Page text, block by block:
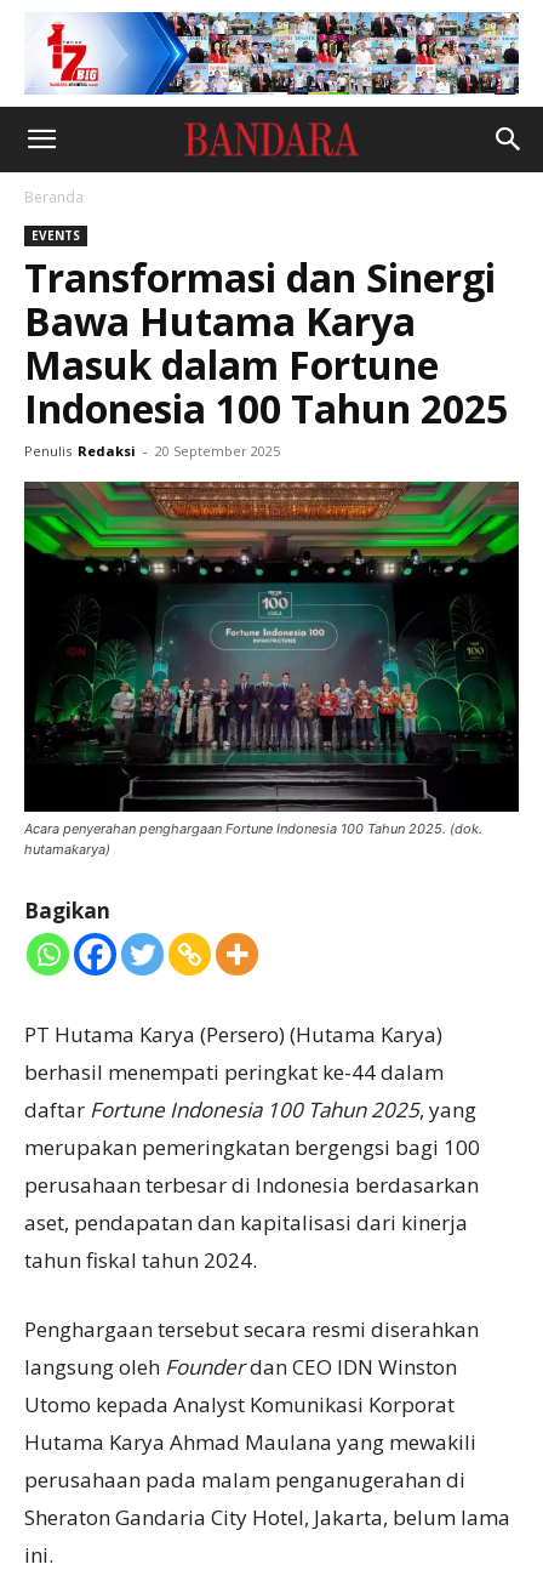
Beranda
EVENTS
Transformasi dan Sinergi
Bawa Hutama Karya
Masuk dalam Fortune
Indonesia 100 Tahun 2025
Penulis Redaksi - 20 September 2025
Acara penyerahan penghargaan Fortune Indonesia 100 Tahun 2025. (dok.
hutamakarya)
Bagikan
PT Hutama Karya (Persero) (Hutama Karya)
berhasil menempati peringkat ke-44 dalam
daftar Fortune Indonesia 100 Tahun 2025, yang
merupakan pemeringkatan bergengsi bagi 100
perusahaan terbesar di Indonesia berdasarkan
aset, pendapatan dan kapitalisasi dari kinerja
tahun fiskal tahun 2024.
Penghargaan tersebut secara resmi diserahkan
langsung oleh Founderdan CEO IDN Winston
Utomo kepada Analyst Komunikasi Korporat
Hutama Karya Ahmad Maulana yang mewakili
perusahaan pada malam penganugerahan di
Sheraton Gandaria City Hotel, Jakarta, belum lama
ini.